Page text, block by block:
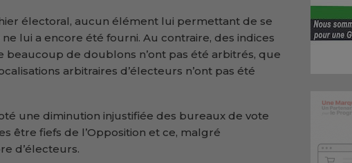
électoral, aucun élément lui permettant de se
lui a encore été fourni. Au contraire, des indices
beaucoup de doublons n’ont pas été arbitrés, que
arbitraires d’électeurs n’ont pas été
une diminution injustifiée des bureaux de vote
être fiefs de l’Opposition et ce, malgré
d’électeurs.